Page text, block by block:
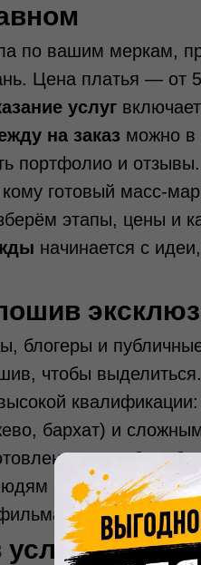
по вашим меркам,
Цена платья — от
услуг
на заказ можно в
портфолио и отзывы.
готовый масс-
этапы, цены и
начинается с
блогеры и
чтобы выделиться.
бархат) и
— от 2 до 8
с нестандартной
или журнала.
ателье